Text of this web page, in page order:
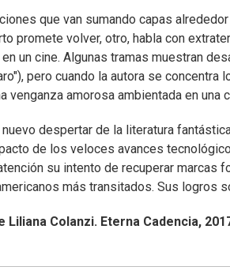
que van sumando capas
promete volver, otro, habla con
un cine. Algunas tramas muestran
pero cuando la autora se
venganza amorosa ambientada en una
despertar de la literatura
de los veloces avances
su intento de recuperar marcas
más transitados. Sus logros
Liliana Colanzi. Eterna Cadencia,